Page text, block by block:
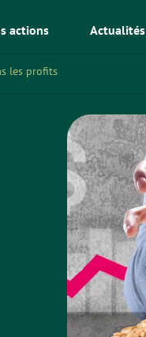
actions Actualités
les profits